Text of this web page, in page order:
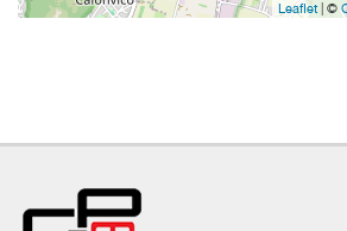
Leaflet| ©